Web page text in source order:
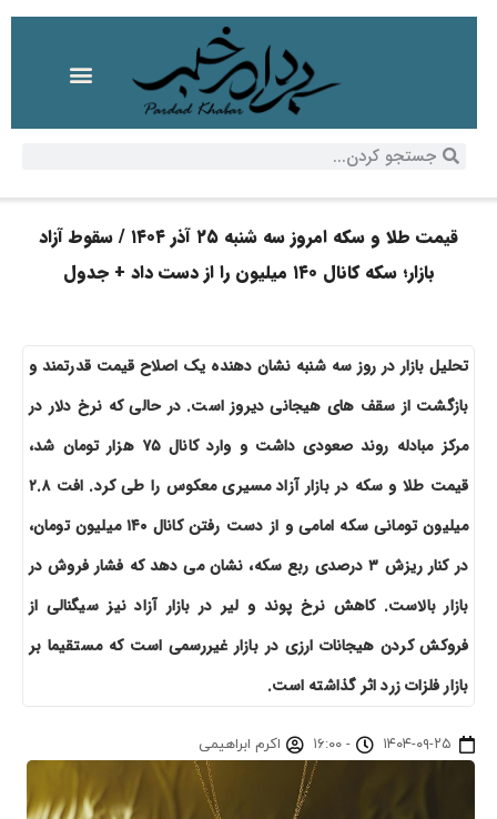
قیمت طلا و سکه امروز سه شنبه ۲۵ آذر ۱۴۰۴ / سقوط آزاد
بازار؛ سکه کانال ۱۴۰ میلیون را از دست داد + جدول
تحلیل بازار در روز سه شنبه نشان دهنده یک اصلاح قیمت قدرتمند و
بازگشت از سقف های هیجانی دیروز است. در حالی که نرخ دلار در
مرکز مبادله روند صعودی داشت و وارد کانال ۷۵ هزار تومان شد،
قیمت طلا و سکه در بازار آزاد مسیری معکوس را طی کرد. افت ۲.۸
میلیون تومانی سکه امامی و از دست رفتن کانال ۱۴۰ میلیون تومان،
در کنار ریزش ۳ درصدی ربع سکه، نشان می دهد که فشار فروش در
بازار بالاست. کاهش نرخ پوند و لیر در بازار آزاد نیز سیگنالی از
فروکش کردن هیجانات ارزی در بازار غیررسمی است که مستقیما بر
بازار فلزات زرد اثر گذاشته است.
۱۴۰۴-۰۹-۲۵ - ۱۶:۰۰ اکرم ابراهیمی